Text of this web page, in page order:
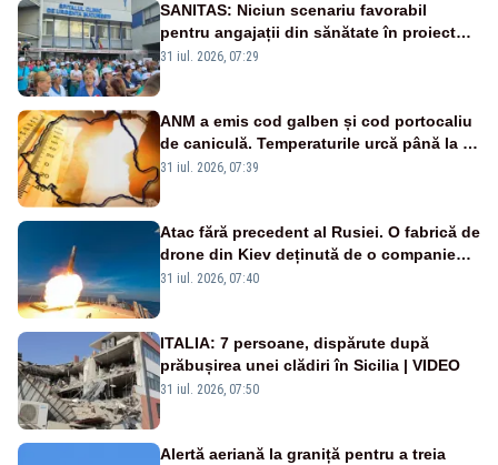
SANITAS: Niciun scenariu favorabil
pentru angajații din sănătate în proiectul
Legii salarizării
31 iul. 2026, 07:29
ANM a emis cod galben și cod portocaliu
de caniculă. Temperaturile urcă până la 38
de grade, iar nopțile devin tropicale
31 iul. 2026, 07:39
Atac fără precedent al Rusiei. O fabrică de
drone din Kiev deținută de o companie
americană, distrusă de o rachetă
31 iul. 2026, 07:40
ITALIA: 7 persoane, dispărute după
prăbușirea unei clădiri în Sicilia | VIDEO
31 iul. 2026, 07:50
Alertă aeriană la graniță pentru a treia